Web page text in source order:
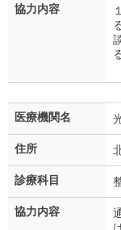
協力内容
医療機関名
住所
診療科目
協力内容